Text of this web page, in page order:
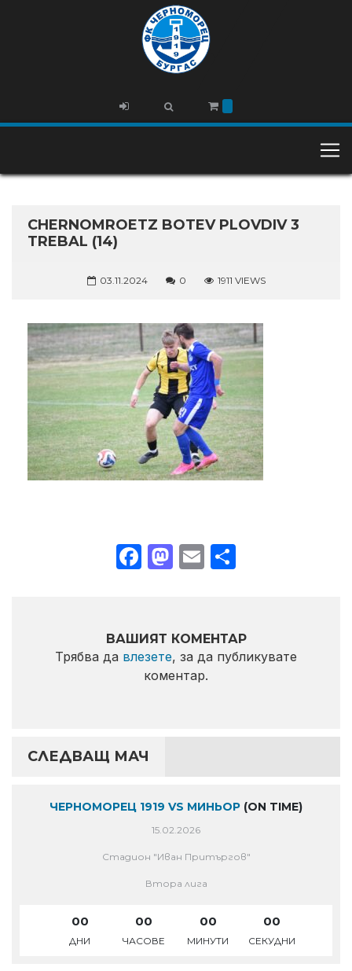
CHERNOMROETZ BOTEV PLOVDIV 3
TREBAL (14)
03.11.2024 0 1911 VIEWS
Facebook
Mastodon
Email
ВАШИЯТ КОМЕНТАР
Трябва да влезете, за да публикувате
коментар.
СЛЕДВАЩ МАЧ
ЧЕРНОМОРЕЦ 1919 VS МИНЬОР (ON TIME)
15.02.2026
Стадион "Иван Притъргов"
Втора лига
00
ДНИ
00
ЧАСОВЕ
00
МИНУТИ
00
СЕКУДНИ